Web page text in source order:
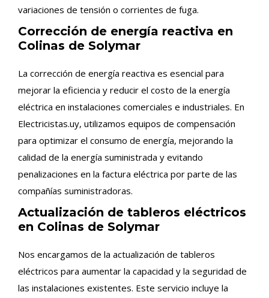
variaciones de tensión o corrientes de fuga.
Corrección de energía reactiva en
Colinas de Solymar
La corrección de energía reactiva es esencial para
mejorar la eficiencia y reducir el costo de la energía
eléctrica en instalaciones comerciales e industriales. En
Electricistas.uy, utilizamos equipos de compensación
para optimizar el consumo de energía, mejorando la
calidad de la energía suministrada y evitando
penalizaciones en la factura eléctrica por parte de las
compañías suministradoras.
Actualización de tableros eléctricos
en Colinas de Solymar
Nos encargamos de la actualización de tableros
eléctricos para aumentar la capacidad y la seguridad de
las instalaciones existentes. Este servicio incluye la